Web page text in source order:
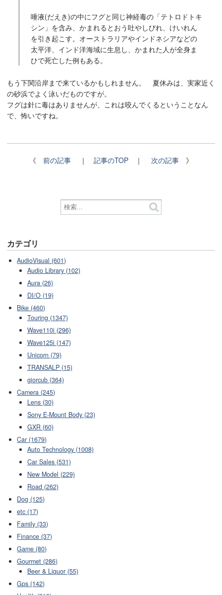
唾液(だえき)の中にフグと同じ神経毒の「テトロドトキ
シン」を含み、かまれるとおう吐やしびれ、けいれん
を引き起こす。オーストラリアやインドネシアなどの
太平洋、インド洋海域に生息し、かまれた人が全身ま
ひで死亡した例もある。
もう下関沿岸まで来ているかもしれません。 夏休みは、実家近く
の砂浜でよく泳いだものですが。
フグは針に毒はありませんが、これは咬んでくるということなん
で、怖いですね。
《 前の記事 ｜ 記事のTOP ｜ 次の記事 》
カテゴリ
AudioVisual (601)
Audio Library (102)
Aura (26)
DI/O (19)
Bike (460)
Touring (1347)
Wave110i (296)
Wave125i (147)
Unicorn (79)
TRANSALP (15)
giorcub (364)
Camera (245)
Lens (30)
Sony E-Mount Body (23)
GXR (60)
Car (1679)
Auto Technology (1008)
Car Sales (531)
New Model (229)
Road (262)
Dog (125)
etc (17)
Family (33)
Finance (37)
Game (80)
Gourmet (286)
Beer & Liquor (55)
Gps (142)